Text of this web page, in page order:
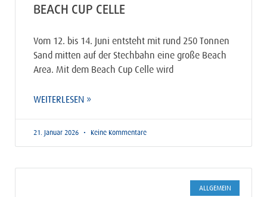
BEACH CUP CELLE
Vom 12. bis 14. Juni entsteht mit rund 250 Tonnen
Sand mitten auf der Stechbahn eine große Beach
Area. Mit dem Beach Cup Celle wird
WEITERLESEN »
21. Januar 2026 Keine Kommentare
ALLGEMEIN